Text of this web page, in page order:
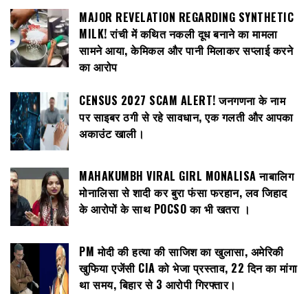
MAJOR REVELATION REGARDING SYNTHETIC
MILK! रांची में कथित नकली दूध बनाने का मामला
सामने आया, केमिकल और पानी मिलाकर सप्लाई करने
का आरोप
CENSUS 2027 SCAM ALERT! जनगणना के नाम
पर साइबर ठगी से रहे सावधान, एक गलती और आपका
अकाउंट खाली।
MAHAKUMBH VIRAL GIRL MONALISA नाबालिग
मोनालिसा से शादी कर बुरा फंसा फरहान, लव जिहाद
के आरोपों के साथ POCSO का भी खतरा ।
PM मोदी की हत्या की साजिश का खुलासा, अमेरिकी
खुफिया एजेंसी CIA को भेजा प्रस्ताव, 22 दिन का मांगा
था समय, बिहार से 3 आरोपी गिरफ्तार।